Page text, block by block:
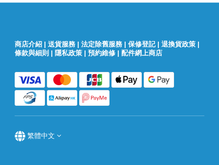
商店介紹 | 送貨服務 | 法定除舊服務 | 保修登記| 退換貨政策 |
條款與細則 | 隱私政策 | 預約維修 | 配件網上商店
繁體中文